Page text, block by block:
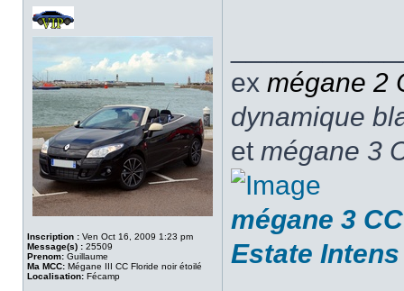
Inscription : Ven Oct 16, 2009 1:23 pm
Message(s) : 25509
Prenom: Guillaume
Ma MCC: Mégane III CC Floride noir étoilé
Localisation: Fécamp
ex mégane 2
dynamique
et mégane 3
mégane 3
Estate